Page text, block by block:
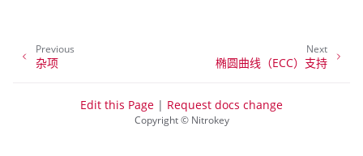
Next
椭圆曲线（ECC）支持
Previous
杂项
Copyright © Nitrokey
Edit this Page | Request docs change